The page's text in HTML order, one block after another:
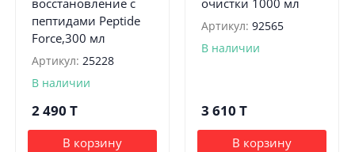
восстановление с
пептидами Peptide
Force,300 мл
Артикул: 25228
В наличии
2 490 T
В корзину
очистки 1000 мл
Артикул: 92565
В наличии
3 610 T
В корзину